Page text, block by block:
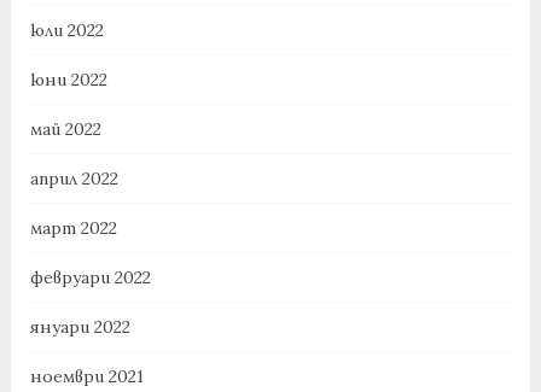
юли 2022
юни 2022
май 2022
април 2022
март 2022
февруари 2022
януари 2022
ноември 2021